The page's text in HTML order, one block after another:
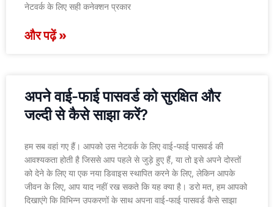
नेटवर्क के लिए सही कनेक्शन प्रकार
और पढ़ें »
अपने वाई-फाई पासवर्ड को सुरक्षित और
जल्दी से कैसे साझा करें?
हम सब वहां गए हैं। आपको उस नेटवर्क के लिए वाई-फाई पासवर्ड की
आवश्यकता होती है जिससे आप पहले से जुड़े हुए हैं, या तो इसे अपने दोस्तों
को देने के लिए या एक नया डिवाइस स्थापित करने के लिए, लेकिन आपके
जीवन के लिए, आप याद नहीं रख सकते कि यह क्या है। डरो मत, हम आपको
दिखाएंगे कि विभिन्न उपकरणों के साथ अपना वाई-फाई पासवर्ड कैसे साझा